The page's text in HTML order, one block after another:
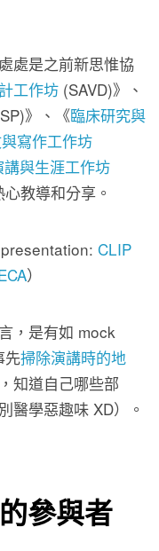
處是之前新思惟協
工作坊 (SAVD)》、
》、《臨床研究與
寫作工作坊
與生涯工作坊
教導和分享。
CLIP
）
，是有如 mock
先掃除演講時的地
知道自己哪些部
醫學惡趣味 XD）。
參與者